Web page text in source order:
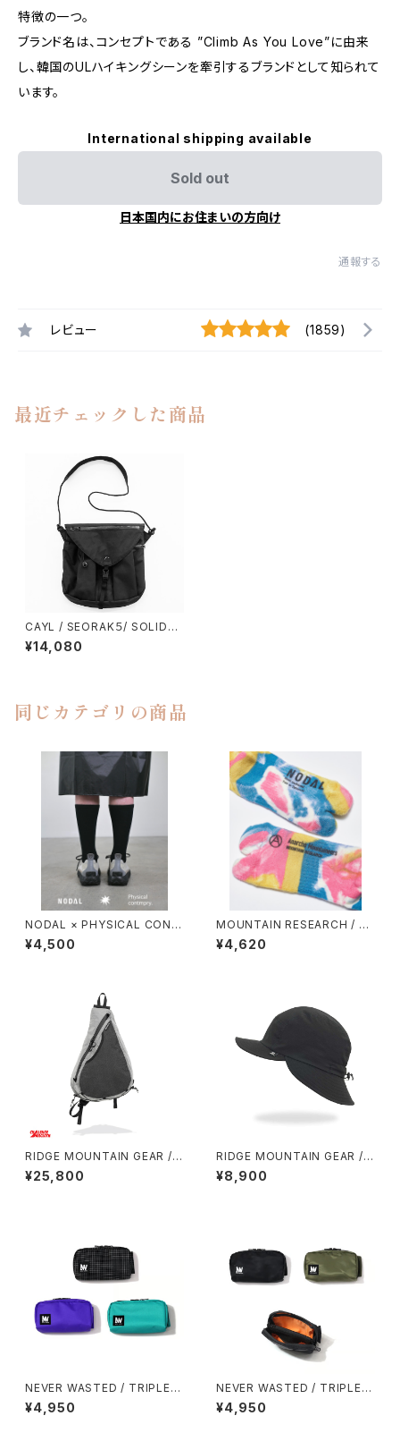
特徴の一つ。
ブランド名は、コンセプトである ”Climb As You Love”に由来
し、韓国のULハイキングシーンを牽引するブランドとして知られて
います。
International shipping available
Sold out
日本国内にお住まいの方向け
通報する
レビュー (1859)
最近チェックした商品
CAYL / SEORAK５/ SOLID（X
-PAC）
¥14,080
同じカテゴリの商品
NODAL × PHYSICAL CONT
MPRY.
¥4,500
MOUNTAIN RESEARCH / TI
E DYE TABI
¥4,620
RIDGE MOUNTAIN GEAR / S
ASH PACK
¥25,800
RIDGE MOUNTAIN GEAR / S
HADE CAP
¥8,900
NEVER WASTED / TRIPLEY
ES
¥4,950
NEVER WASTED / TRIPLEY
ES（MA-1）
¥4,950